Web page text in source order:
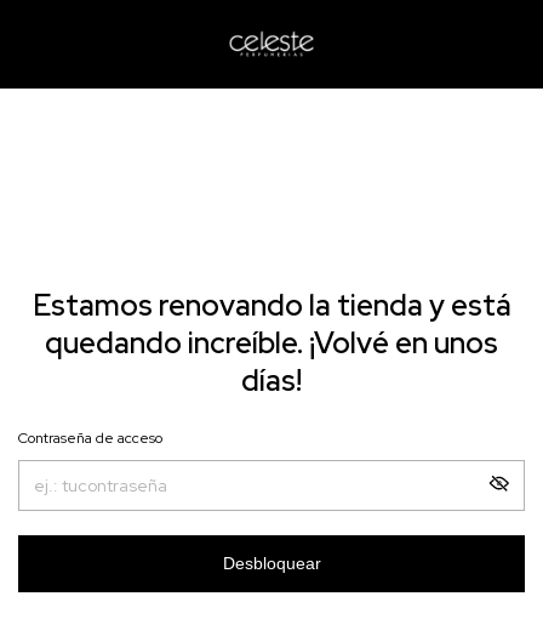
Estamos renovando la tienda y está
quedando increíble. ¡Volvé en unos
días!
Contraseña de acceso
Desbloquear